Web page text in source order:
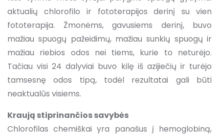
aktualių chlorofilo ir fototerapijos derinį su vien
fototerapija. Žmonėms, gavusiems derinį, buvo
mažiau spuogų pažeidimų, mažiau sunkių spuogų ir
mažiau riebios odos nei tiems, kurie to neturėjo.
Tačiau visi 24 dalyviai buvo kilę iš azijiečių ir turėjo
tamsesnę odos tipą, todėl rezultatai gali būti
neaktualūs visiems.
Kraują stiprinančios savybės
Chlorofilas chemiškai yra panašus į hemoglobiną,